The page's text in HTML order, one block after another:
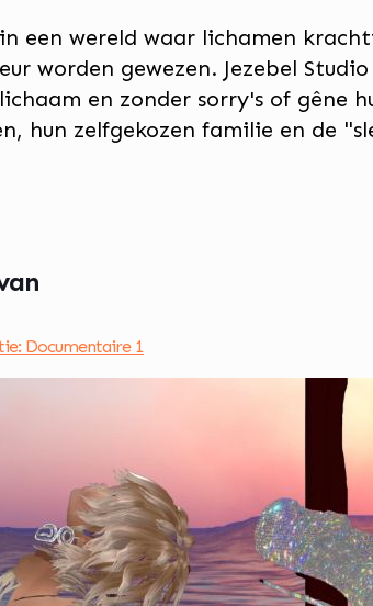
een wereld waar lichamen
worden gewezen. Jezebel
en zonder sorry's of gêne
hun zelfgekozen familie en de
Documentaire 1